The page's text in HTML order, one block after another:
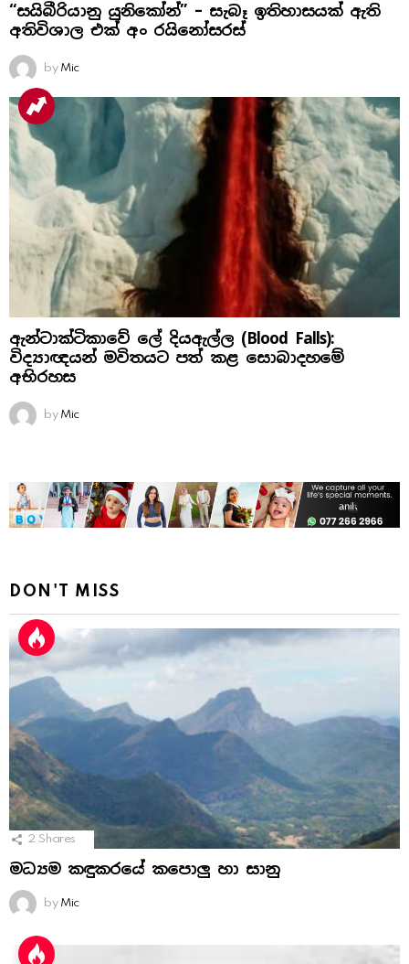
“සයිබීරියානු යුනිකෝන්” – සැබෑ ඉතිහාසයක් ඇති
අතිවිශාල එක් අං රයිනෝසරස්
by Mic
ඇන්ටාක්ටිකාවේ ලේ දියඇල්ල (Blood Falls):
විද්‍යාඥයන් මවිතයට පත් කළ සොබාදහමේ
අභිරහස
by Mic
DON'T MISS
2 Shares
මධ්‍යම කඳුකරයේ කපොලු හා සානු
by Mic